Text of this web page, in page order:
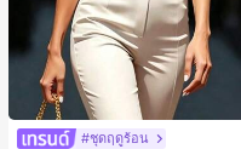
#ชุดฤดูร้อน